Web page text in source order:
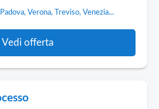
Verona, Treviso, Venezia...
Vedi offerta